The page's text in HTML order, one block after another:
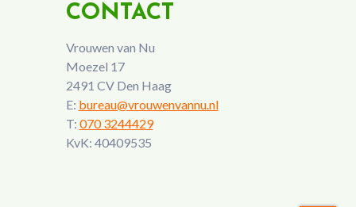
CONTACT
Vrouwen van Nu
Moezel 17
2491 CV Den Haag
E: bureau@vrouwenvannu.nl
T: 070 3244429
KvK: 40409535